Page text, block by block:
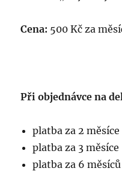
Cena: 500 Kč za
Při objednávce na
platba za 2
platba za 3 měsíce
platba za 6